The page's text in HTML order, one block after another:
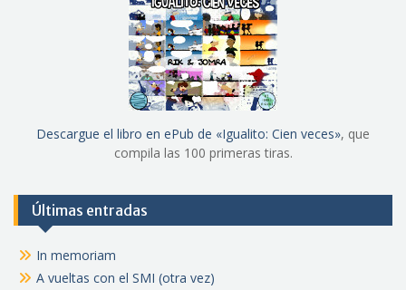
Descargue el libro en ePub de «Igualito: Cien veces», que
compila las 100 primeras tiras.
Últimas entradas
In memoriam
A vueltas con el SMI (otra vez)